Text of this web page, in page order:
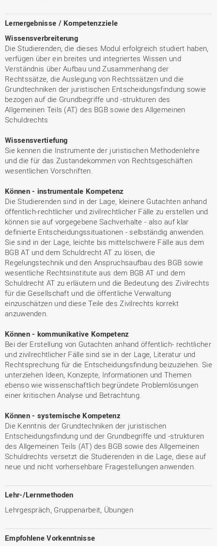
Lernergebnisse / Kompetenzziele
Wissensverbreiterung
Die Studierenden, die dieses Modul erfolgreich studiert haben,
verfügen über ein breites und integriertes Wissen und
Verständnis über Aufbau und Zusammenhang der
Rechtssätze, die Auslegung von Rechtssätzen und die
Grundtechniken der juristischen Entscheidungsfindung sowie
bezogen auf die Grundbegriffe und -strukturen des
Allgemeinen Teils (AT) des BGB sowie des Allgemeinen
Schuldrechts
Wissensvertiefung
Sie kennen die Instrumente der juristischen Methodenlehre
und die für das Zustandekommen von Rechtsgeschäften
wesentlichen Vorschriften.
Können - instrumentale Kompetenz
Die Studierenden sind in der Lage, kleinere Gutachten anhand
öffentlich-rechtlicher und zivilrechtlicher Fälle zu erstellen und
können sie auf vorgegebene Sachverhalte - also auf klar
definierte Entscheidungssituationen - selbständig anwenden.
Sie sind in der Lage, leichte bis mittelschwere Fälle aus dem
BGB AT und dem Schuldrecht AT zu lösen, die
Regelungstechnik und den Anspruchsaufbau des BGB sowie
wesentliche Rechtsinstitute aus dem BGB AT und dem
Schuldrecht AT zu erläutern und die Bedeutung des Zivilrechts
für die Gesellschaft und die öffentliche Verwaltung
einzuschätzen und diese Teile des Zivilrechts korrekt
anzuwenden.
Können - kommunikative Kompetenz
Bei der Erstellung von Gutachten anhand öffentlich- rechtlicher
und zivilrechtlicher Fälle sind sie in der Lage, Literatur und
Rechtsprechung für die Entscheidungsfindung beizuziehen. Sie
unterziehen Ideen, Konzepte, Informationen und Themen
ebenso wie wissenschaftlich begründete Problemlösungen
einer kritischen Analyse und Betrachtung.
Können - systemische Kompetenz
Die Kenntnis der Grundtechniken der juristischen
Entscheidungsfindung und der Grundbegriffe und -strukturen
des Allgemeinen Teils (AT) des BGB sowie des Allgemeinen
Schuldrechts versetzt die Studierenden in die Lage, diese auf
neue und nicht vorhersehbare Fragestellungen anwenden.
Lehr-/Lernmethoden
Lehrgespräch, Gruppenarbeit, Übungen
Empfohlene Vorkenntnisse